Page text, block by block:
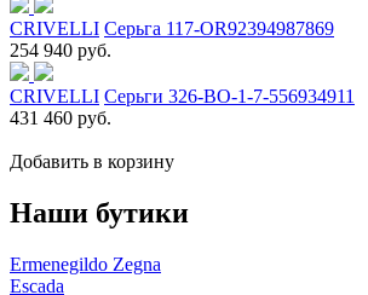
CRIVELLI Серьга 117-OR92394987869
254 940 руб.
CRIVELLI Серьги 326-BO-1-7-556934911
431 460 руб.
Добавить в корзину
Наши бутики
Ermenegildo Zegna
Escada